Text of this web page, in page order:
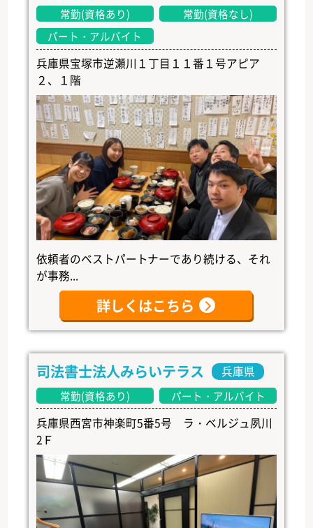
常勤(資格あり)
常勤(資格なし)
パート・アルバイト
兵庫県宝塚市逆瀬川１丁目１１番１号アピア
２、１階
依頼者のベストパートナーであり続ける、それ
が事務...
詳しくはこちら
司法書士法人みらいテラス 兵庫県
常勤(資格あり) パート・アルバイト
兵庫県西宮市神楽町5番5号 ラ・ベルジュ夙川
2Ｆ